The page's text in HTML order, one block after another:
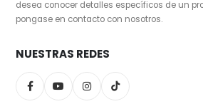
desea conocer detalles específicos de un
pongase en contacto con nosotros.
NUESTRAS REDES